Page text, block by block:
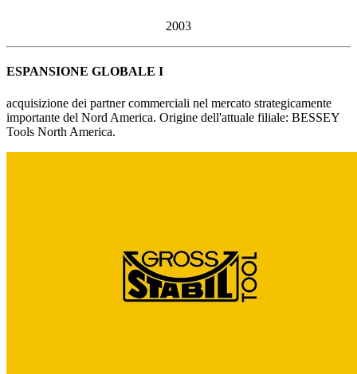
2003
ESPANSIONE GLOBALE I
acquisizione dei partner commerciali nel mercato strategicamente
importante del Nord America. Origine dell'attuale filiale: BESSEY
Tools North America.